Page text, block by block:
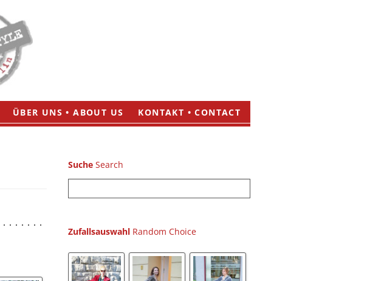
ÜBER UNS • ABOUT US KONTAKT • CONTACT
Suche
u
h
Zufallsauswahl